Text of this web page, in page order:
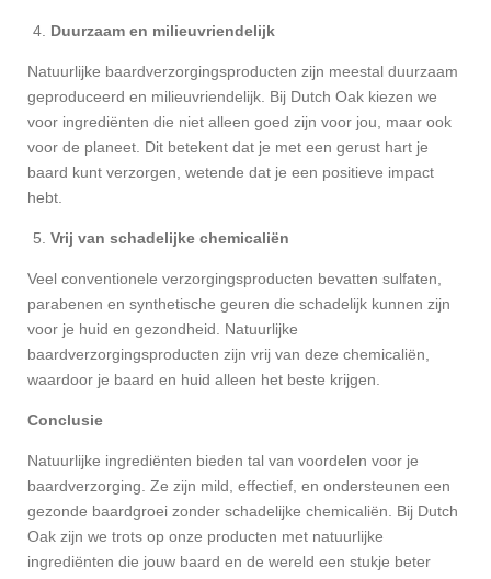
Duurzaam en milieuvriendelijk
Natuurlijke baardverzorgingsproducten zijn meestal duurzaam
geproduceerd en milieuvriendelijk. Bij Dutch Oak kiezen we
voor ingrediënten die niet alleen goed zijn voor jou, maar ook
voor de planeet. Dit betekent dat je met een gerust hart je
baard kunt verzorgen, wetende dat je een positieve impact
hebt.
Vrij van schadelijke chemicaliën
Veel conventionele verzorgingsproducten bevatten sulfaten,
parabenen en synthetische geuren die schadelijk kunnen zijn
voor je huid en gezondheid. Natuurlijke
baardverzorgingsproducten zijn vrij van deze chemicaliën,
waardoor je baard en huid alleen het beste krijgen.
Conclusie
Natuurlijke ingrediënten bieden tal van voordelen voor je
baardverzorging. Ze zijn mild, effectief, en ondersteunen een
gezonde baardgroei zonder schadelijke chemicaliën. Bij Dutch
Oak zijn we trots op onze producten met natuurlijke
ingrediënten die jouw baard en de wereld een stukje beter